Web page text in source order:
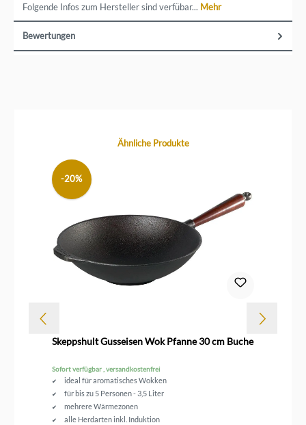
Folgende Infos zum Hersteller sind verfübar... Mehr
Bewertungen
Produktgalerie überspringenÄhnliche Produkte
-20%
Skeppshult Gusseisen Wok Pfanne 30 cm Buche
Sofort verfügbar , versandkostenfrei
ideal für aromatisches Wokken
für bis zu 5 Personen - 3,5 Liter
mehrere Wärmezonen
alle Herdarten inkl. Induktion